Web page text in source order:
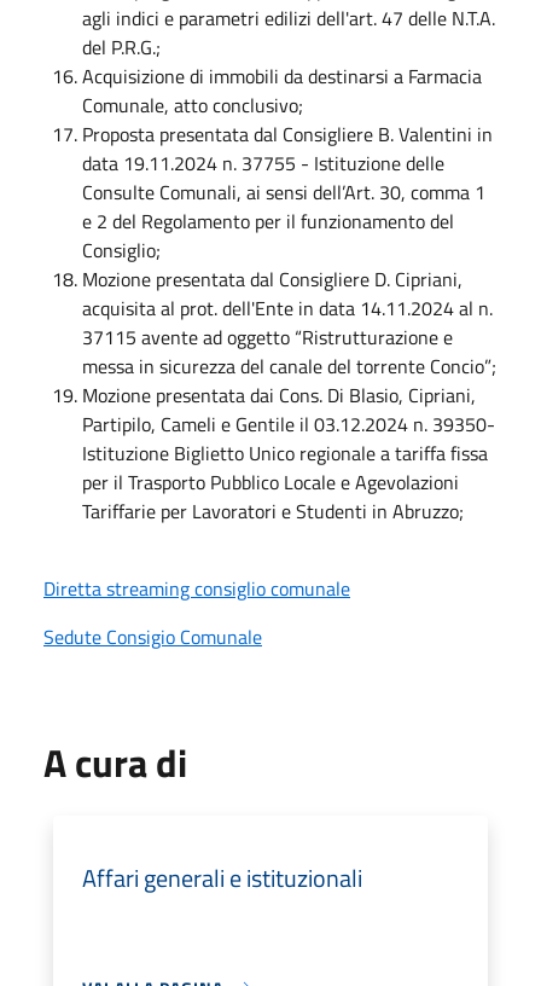
agli indici e parametri edilizi dell'art. 47 delle N.T.A.
del P.R.G.;
Acquisizione di immobili da destinarsi a Farmacia
Comunale, atto conclusivo;
Proposta presentata dal Consigliere B. Valentini in
data 19.11.2024 n. 37755 - Istituzione delle
Consulte Comunali, ai sensi dell’Art. 30, comma 1
e 2 del Regolamento per il funzionamento del
Consiglio;
Mozione presentata dal Consigliere D. Cipriani,
acquisita al prot. dell'Ente in data 14.11.2024 al n.
37115 avente ad oggetto “Ristrutturazione e
messa in sicurezza del canale del torrente Concio”;
Mozione presentata dai Cons. Di Blasio, Cipriani,
Partipilo, Cameli e Gentile il 03.12.2024 n. 39350-
Istituzione Biglietto Unico regionale a tariffa fissa
per il Trasporto Pubblico Locale e Agevolazioni
Tariffarie per Lavoratori e Studenti in Abruzzo;
Diretta streaming consiglio comunale
Sedute Consigio Comunale
A cura di
Affari generali e istituzionali